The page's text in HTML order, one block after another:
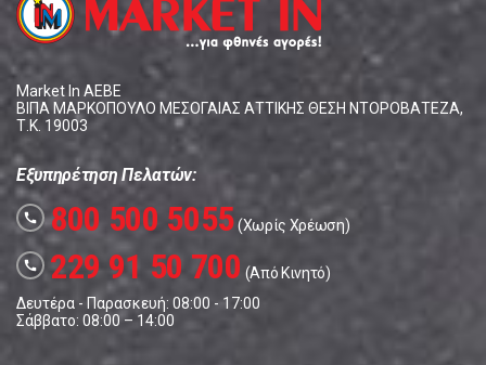
Market In ΑΕΒΕ
ΒΙΠΑ ΜΑΡΚΟΠΟΥΛΟ ΜΕΣΟΓΑΙΑΣ ΑΤΤΙΚΗΣ ΘΕΣΗ ΝΤΟΡΟΒΑΤΕΖΑ,
Τ.Κ. 19003
Εξυπηρέτηση Πελατών:
call 800 500 5055(Χωρίς Χρέωση)
call 229 91 50 700 (Από Κινητό)
Δευτέρα - Παρασκευή: 08:00 - 17:00
Σάββατο: 08:00 – 14:00